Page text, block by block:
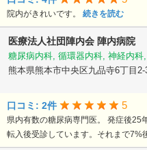
院内がきれいです。 続きを読む
医療法人社団陣内会 陣内病院
糖尿病内科, 循環器内科, 神経内科
熊本県熊本市中央区九品寺6丁目2-
口コミ: 2件 5
県内有数の糖尿病専門医。 発症後25
転入後受診しています。それまで7%